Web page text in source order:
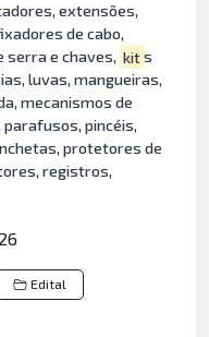
extensões,
de cabo,
serra e chaves, kits
luvas, mangueiras,
mecanismos de
pincéis,
protetores de
registros,
Edital